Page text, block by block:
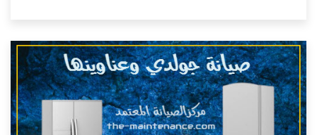
الأسعار التى تكون مناسبة لكثير من العملاء